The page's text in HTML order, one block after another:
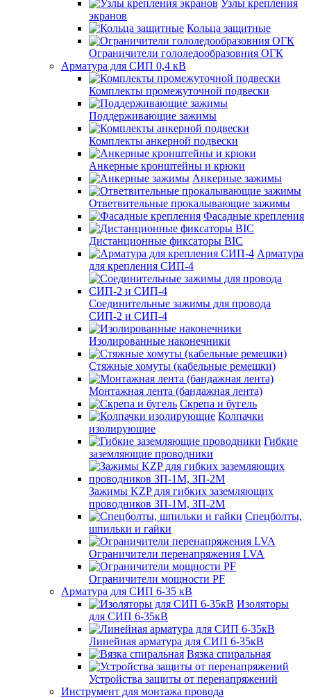
Узлы крепления
экранов
Кольца защитные
Ограничители гололедообразовния ОГК
Арматура для СИП 0,4 кВ
Комплекты промежуточной подвески
Поддерживающие зажимы
Комплекты анкерной подвески
Анкерные кронштейны и крюки
Анкерные зажимы
Ответвительные прокалывающие зажимы
Фасадные крепления
Дистанционные фиксаторы BIC
Арматура
для крепления СИП-4
Соединительные зажимы для провода
СИП-2 и СИП-4
Изолированные наконечники
Стяжные хомуты (кабельные ремешки)
Монтажная лента (бандажная лента)
Скрепа и бугель
Колпачки
изолирующие
Гибкие
заземляющие проводники
Зажимы KZP для гибких заземляющих
проводников ЗП-1М, ЗП-2М
Спецболты,
шпильки и гайки
Ограничители перенапряжения LVA
Ограничители мощности PF
Арматура для СИП 6-35 кВ
Изоляторы
для СИП 6-35кВ
Линейная арматура для СИП 6-35кВ
Вязка спиральная
Устройства защиты от перенапряжений
Инструмент для монтажа провода